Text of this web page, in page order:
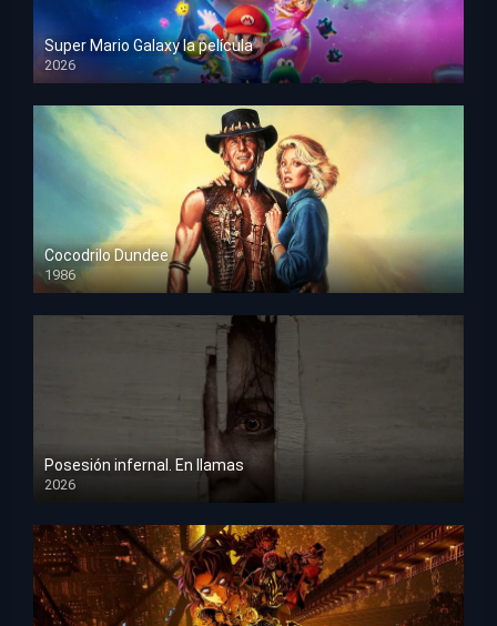
Super Mario Galaxy la película
2026
HD 1080p
Cocodrilo Dundee
1986
HD 1080p
Posesión infernal. En llamas
2026
HD 1080p